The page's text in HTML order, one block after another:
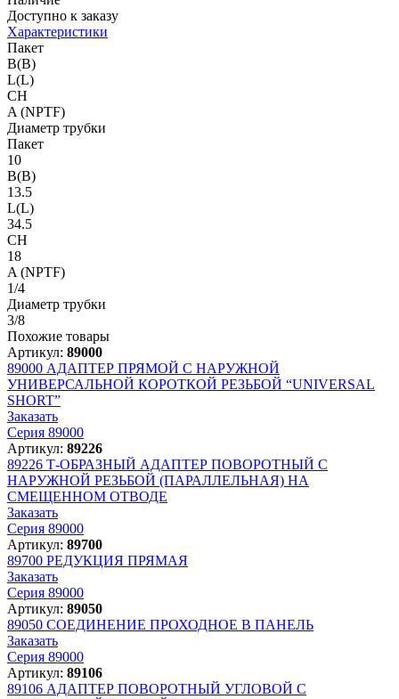
Доступно к заказу
Характеристики
Пакет
B(B)
L(L)
CH
A (NPTF)
Диаметр трубки
Пакет
10
B(B)
13.5
L(L)
34.5
CH
18
A (NPTF)
1/4
Диаметр трубки
3/8
Похожие товары
Артикул: 89000
89000 АДАПТЕР ПРЯМОЙ С НАРУЖНОЙ
УНИВЕРСАЛЬНОЙ КОРОТКОЙ РЕЗЬБОЙ “UNIVERSAL
SHORT”
Заказать
Серия 89000
Артикул: 89226
89226 Т-ОБРАЗНЫЙ АДАПТЕР ПОВОРОТНЫЙ С
НАРУЖНОЙ РЕЗЬБОЙ (ПАРАЛЛЕЛЬНАЯ) НА
СМЕЩЕННОМ ОТВОДЕ
Заказать
Серия 89000
Артикул: 89700
89700 РЕДУКЦИЯ ПРЯМАЯ
Заказать
Серия 89000
Артикул: 89050
89050 СОЕДИНЕНИЕ ПРОХОДНОЕ В ПАНЕЛЬ
Заказать
Серия 89000
Артикул: 89106
89106 АДАПТЕР ПОВОРОТНЫЙ УГЛОВОЙ С